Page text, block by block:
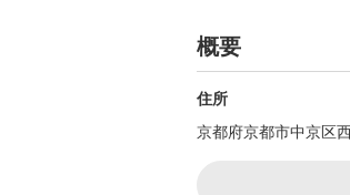
概要
住所
京都府京都市中京区